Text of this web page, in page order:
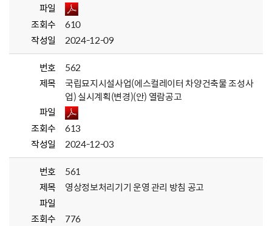
파일
조회수
610
작성일
2024-12-09
번호
562
제목
국립묘지시설사업(에스컬레이터 차양건축물 조성사
업) 실시계획(변경)(안) 열람공고
파일
조회수
613
작성일
2024-12-03
번호
561
제목
영상정보처리기기 운영 관리 방침 공고
파일
조회수
776